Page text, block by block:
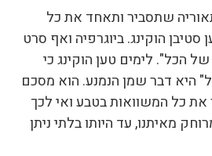
שתסביר ותאחד את כל
הוקינג. ביוגרפיה ואף סרט
הכל". לימים טען הוקינג כי
היא דבר שמן הנמנע. הוא מסכם
את כל המשוואות בטבע ואי לכך
מאיתנו, עד היותו בלתי ניתן